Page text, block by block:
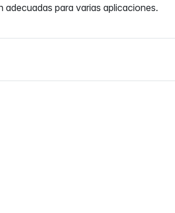
para varias aplicaciones.